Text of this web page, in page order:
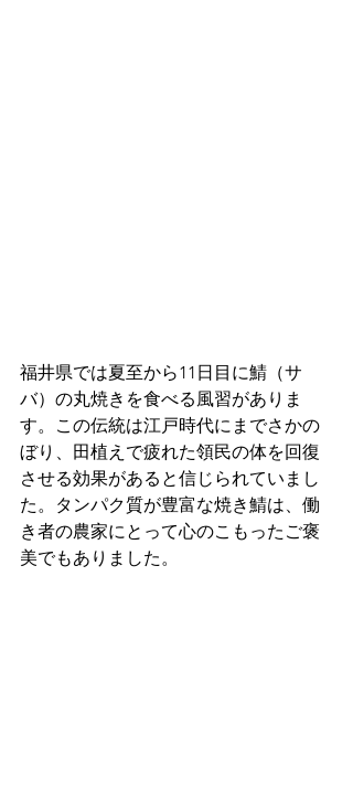
福井県では夏至から11日目に鯖（サ
バ）の丸焼きを食べる風習がありま
す。この伝統は江戸時代にまでさかの
ぼり、田植えで疲れた領民の体を回復
させる効果があると信じられていまし
た。タンパク質が豊富な焼き鯖は、働
き者の農家にとって心のこもったご褒
美でもありました。